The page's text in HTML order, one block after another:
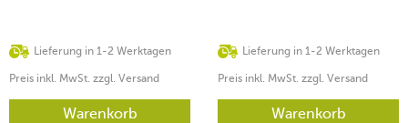
Lieferung in 1-2 Werktagen
Preis inkl. MwSt. zzgl. Versand
Warenkorb
Lieferung in 1-2 Werktagen
Preis inkl. MwSt. zzgl. Versand
Warenkorb